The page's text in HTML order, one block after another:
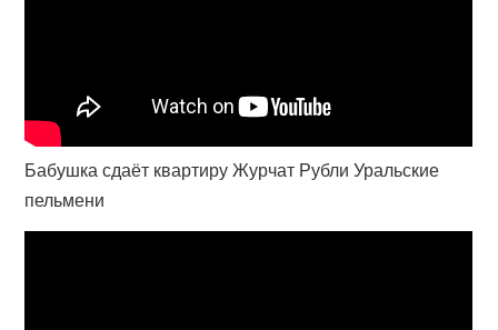
Бабушка сдаёт квартиру Журчат Рубли Уральские
пельмени